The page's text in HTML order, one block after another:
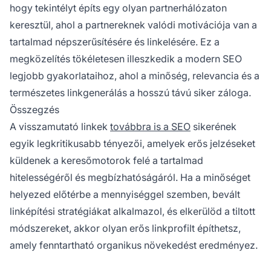
hogy tekintélyt építs egy olyan partnerhálózaton
keresztül, ahol a partnereknek valódi motivációja van a
tartalmad népszerűsítésére és linkelésére. Ez a
megközelítés tökéletesen illeszkedik a modern SEO
legjobb gyakorlataihoz, ahol a minőség, relevancia és a
természetes linkgenerálás a hosszú távú siker záloga.
Összegzés
A visszamutató linkek továbbra is a SEO sikerének
egyik legkritikusabb tényezői, amelyek erős jelzéseket
küldenek a keresőmotorok felé a tartalmad
hitelességéről és megbízhatóságáról. Ha a minőséget
helyezed előtérbe a mennyiséggel szemben, bevált
linképítési stratégiákat alkalmazol, és elkerülöd a tiltott
módszereket, akkor olyan erős linkprofilt építhetsz,
amely fenntartható organikus növekedést eredményez.